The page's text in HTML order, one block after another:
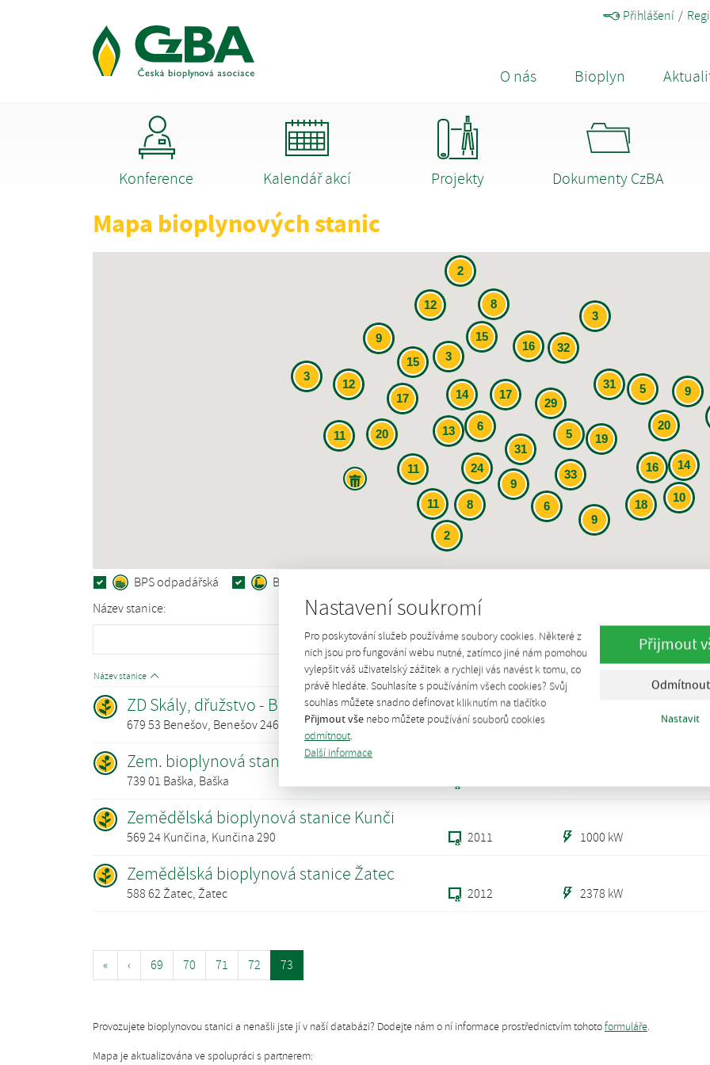
Nastavení soukromí
Pro poskytování služeb používáme soubory cookies. Některé z
nich jsou pro fungování webu nutné, zatímco jiné nám pomohou
vylepšit váš uživatelský zážitek a rychleji vás navést k tomu, co
právě hledáte. Souhlasíte s používáním všech cookies? Svůj
souhlas můžete snadno definovat kliknutím na tlačítko
Přijmout vše nebo můžete používání souborů cookies
odmítnout.
Další informace
Přijmout
Odmítnout
Nastavit
Přihlášení
O nás Bioplyn
Konference Kalendář akcí Projekty Dokumenty CzBA
Mapa bioplynových stanic
31
31
33
17
11
9
18
20
24
32
10
13
11
29
14
12
15
17
16
19
8
11 14
15
8
16
20
9
6
9
12
6
3
2
9
3
5
3
2
5
BPS odpadářská BPS průmyslová
Název stanice:
Pokud máte zájem o pokročilé filtrování, pokračujtepřihlášením .Pokud jste tu
Název stanice Udělení licence Instalovaný elektrický výkon
ZD Skály, dřužstvo - BPS SKÁLY
679 53 Benešov, Benešov 246 2012
Zem. bioplynová stanice Hodoňovice
739 01 Baška, Baška
Zemědělská bioplynová stanice Kunči
569 24 Kunčina, Kunčina 290 2011 1000 kW
Zemědělská bioplynová stanice Žatec
588 62 Žatec, Žatec 2012 2378 kW
« ‹ 69 70 71 72 73
Provozujete bioplynovou stanici a nenašli jste jí v naší databázi? Dodejte nám o ní informace prostřednictvím tohotoformuláře.
Mapa je aktualizována ve spolupráci s partnerem: